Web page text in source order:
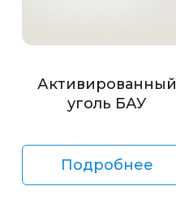
Активированный
уголь БАУ
Подробнее